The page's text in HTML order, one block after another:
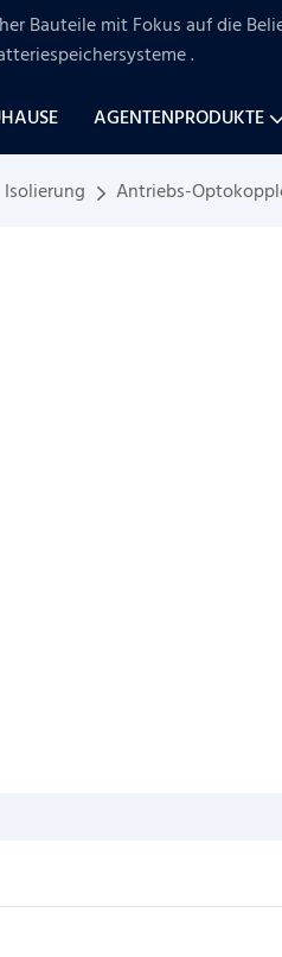
Bauteile mit Fokus auf die
.
AGENTENPRODUKTE
Isolierung Antriebs-